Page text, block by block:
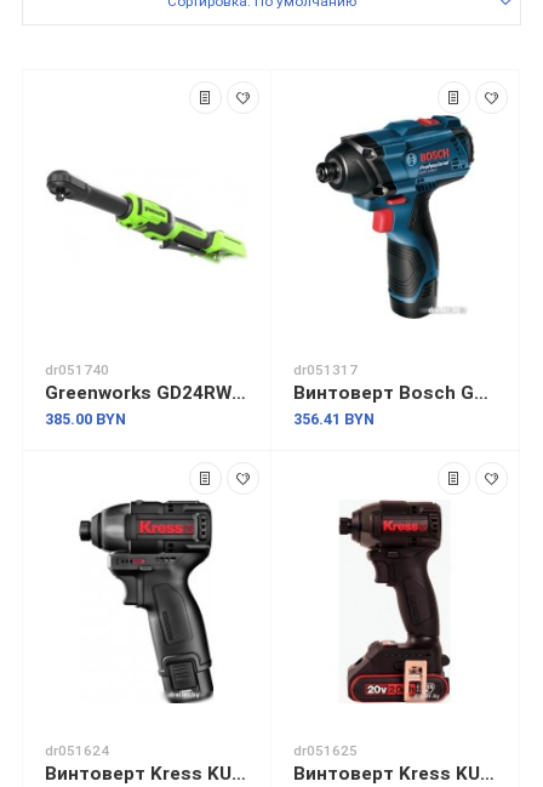
dr051740
Greenworks GD24RWX 3803907 (без АКБ)
385.00 BYN
dr051317
Винтоверт Bosch GDR 120-LI Professional [06019F0000]
356.41 BYN
dr051624
Винтоверт Kress KU203.1 (с 2-мя АКБ, кейс)
dr051625
Винтоверт Kress KU280.3 (с 2-мя АКБ, кейс)